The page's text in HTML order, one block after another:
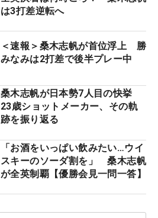
は3打差逆転へ
＜速報＞桑木志帆が首位浮上 勝
みなみは2打差で後半プレー中
桑木志帆が日本勢7人目の快挙
23歳ショットメーカー、その軌
跡を振り返る
「お酒をいっぱい飲みたい…ウイ
スキーのソーダ割を」 桑木志帆
が全英制覇【優勝会見一問一答】